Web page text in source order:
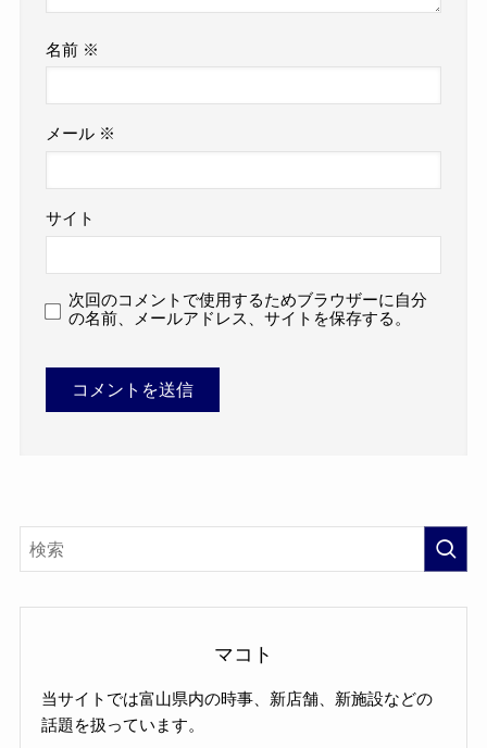
名前 ※
メール ※
サイト
次回のコメントで使用するためブラウザーに自分
の名前、メールアドレス、サイトを保存する。
マコト
当サイトでは富山県内の時事、新店舗、新施設などの
話題を扱っています。